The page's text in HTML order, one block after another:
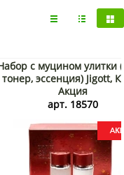
с муцином улитки
тонер, эссенция) Jigott,
Акция
арт. 18570